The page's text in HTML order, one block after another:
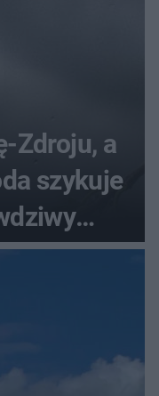
Zdroju, a
szykuje